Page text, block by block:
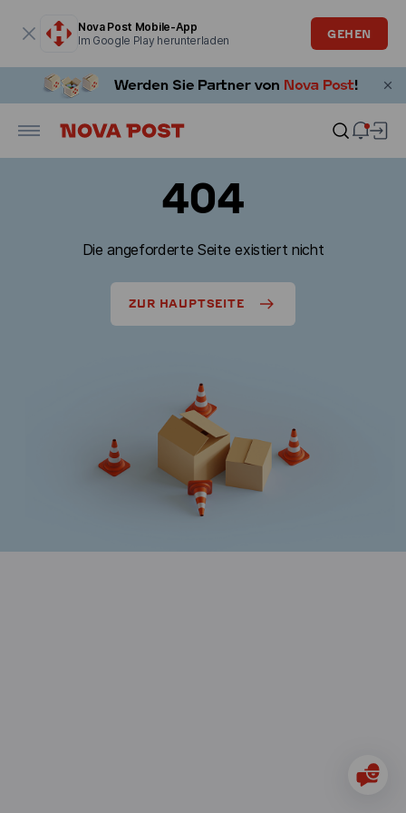
Nova Post Mobile-App
Im Google Play herunterladen
GEHEN
404
Die angeforderte Seite existiert nicht
ZUR HAUPTSEITE